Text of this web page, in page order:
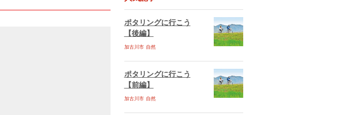
子大学 園田学園女子大学短期大学部 国際交流センター
神戸市ebooks
神戸市垂水区ebooks丹波市ebooks
福崎町ebooks
多可町ebooks佐用町ebooks
西脇市ebooks
加東市ebooks川西市ebooks
宍粟市ebooks
相生市ebooks稲美町ebooks
イベント情報イベント情報掲載のお申し込み
よくある質問サイトマップ
お問い合せ
セキュリティポリシー
ポタリングに行こう
【後編】
加古川市 自然
ポタリングに行こう
【前編】
加古川市 自然